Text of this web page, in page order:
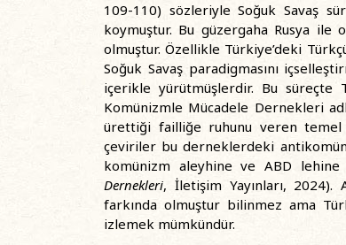
109-110) sözleriyle Soğuk Savaş
koymuştur. Bu güzergaha Rusya ile
olmuştur. Özellikle Türkiye’deki
Soğuk Savaş paradigmasını
içerikle yürütmüşlerdir. Bu süreçte
Komünizmle Mücadele Dernekleri
ürettiği failliğe ruhunu veren
çeviriler bu derneklerdeki
komünizm aleyhine ve ABD lehine
Dernekleri, İletişim Yayınları, 2024).
farkında olmuştur bilinmez ama
izlemek mümkündür.